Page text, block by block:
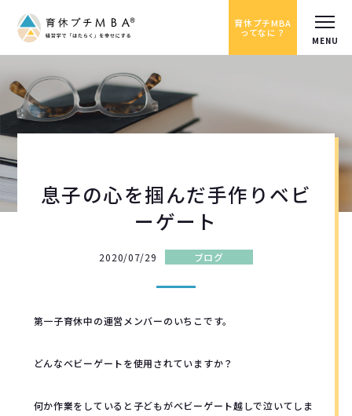
育休プチMBA
ってなに？
息子の心を掴んだ手作りベビ
ーゲート
2020/07/29 ブログ
第一子育休中の運営メンバーのいちこです。
どんなベビーゲートを使用されていますか？
何か作業をしていると子どもがベビーゲート越しで泣いてしま